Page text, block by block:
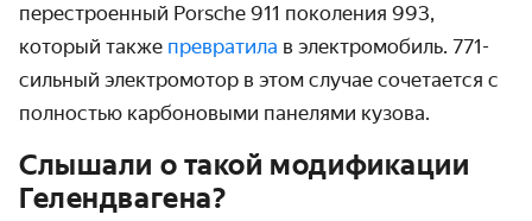
перестроенный Porsche 911 поколения 993,
который также превратила в электромобиль. 771-
сильный электромотор в этом случае сочетается с
полностью карбоновыми панелями кузова.
Слышали о такой модификации
Гелендвагена?